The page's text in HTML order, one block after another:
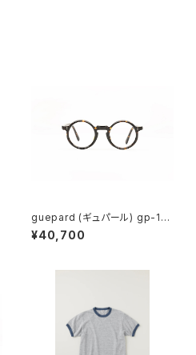
guepard (ギュパール) gp-11
ecaille (clear lens) メガネ
¥40,700